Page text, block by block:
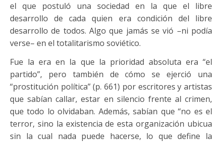
el que postuló una sociedad en la que el libre
desarrollo de cada quien era condición del libre
desarrollo de todos. Algo que jamás se vió –ni podía
verse– en el totalitarismo soviético.
Fue la era en la que la prioridad absoluta era “el
partido”, pero también de cómo se ejerció una
“prostitución política” (p. 661) por escritores y artistas
que sabían callar, estar en silencio frente al crimen,
que todo lo olvidaban. Además, sabían que “no es el
terror, sino la existencia de esta organización ubicua
sin la cual nada puede hacerse, lo que define la